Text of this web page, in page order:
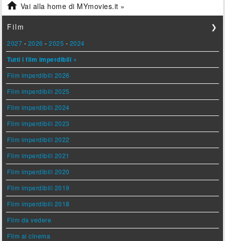
 Vai alla home di MYmovies.it »
Film ❯
2027 - 2026 -2025 - 2024
Tutti i film imperdibili »
Film imperdibili 2026
Film imperdibili 2025
Film imperdibili 2024
Film imperdibili 2023
Film imperdibili 2022
Film imperdibili 2021
Film imperdibili 2020
Film imperdibili 2019
Film imperdibili 2018
Film da vedere
Film al cinema